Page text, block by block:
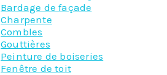
Bardage de façade
Charpente
Combles
Gouttières
Peinture de boiseries
Fenêtre de toit